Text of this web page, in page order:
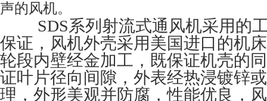
声的风机。
SDS系列射流式通风机采用的工
保证，风机外壳采用美国进口的机
轮段内壁经金加工，既保证机壳的
证叶片径向间隙，外表经热浸镀锌
理，外形美观并防腐，性能优良，